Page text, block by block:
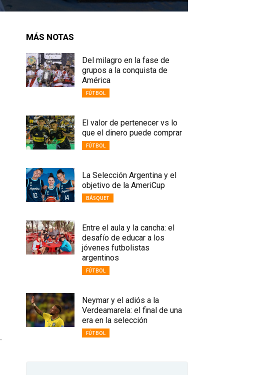
MÁS NOTAS
Del milagro en la fase de
grupos a la conquista de
América
FÚTBOL
El valor de pertenecer vs lo
que el dinero puede comprar
FÚTBOL
La Selección Argentina y el
objetivo de la AmeriCup
BÁSQUET
Entre el aula y la cancha: el
desafío de educar a los
jóvenes futbolistas
argentinos
FÚTBOL
Neymar y el adiós a la
Verdeamarela: el final de una
era en la selección
FÚTBOL